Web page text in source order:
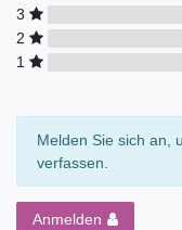
3
2
1
Melden Sie sich an,
verfassen.
Anmelden